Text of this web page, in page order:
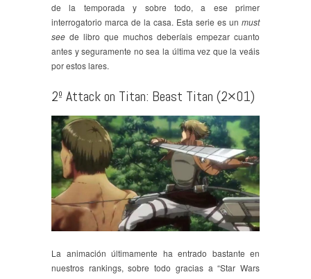
de la temporada y sobre todo, a ese primer
interrogatorio marca de la casa. Esta serie es un must
see de libro que muchos deberíais empezar cuanto
antes y seguramente no sea la última vez que la veáis
por estos lares.
2º Attack on Titan: Beast Titan (2×01)
La animación últimamente ha entrado bastante en
nuestros rankings, sobre todo gracias a “Star Wars